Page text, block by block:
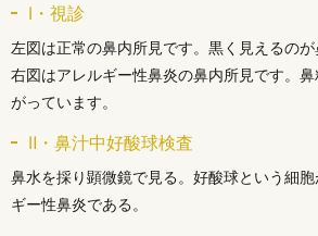
Ⅰ・視診
左図は正常の鼻内所見です。黒く見えるのが
右図はアレルギー性鼻炎の鼻内所見です。
がっています。
Ⅱ・鼻汁中好酸球検査
鼻水を採り顕微鏡で見る。好酸球という細
ギー性鼻炎である。